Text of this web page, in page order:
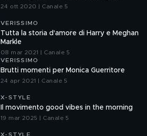
24 ott 2020 | Canale 5
VERISSIMO
Tutta la storia d'amore di Harry e Meghan
Markle
08 mar 2021 | Canale 5
VERISSIMO
Brutti momenti per Monica Guerritore
24 apr 2021 | Canale 5
X-STYLE
Il movimento good vibes in the morning
19 mar 2025 | Canale 5
X-STYLE